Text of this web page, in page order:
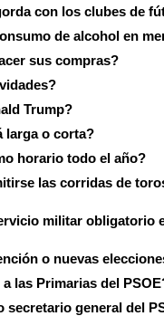
con los clubes de
de alcohol en
sus compras?
Trump?
larga o corta?
horario todo el año?
las corridas de
militar obligatorio
o nuevas
las Primarias del
secretario general del